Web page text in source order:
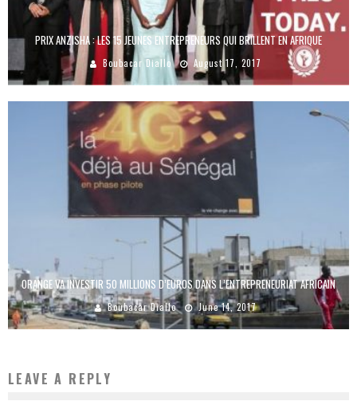
PRIX ANZISHA : LES 15 JEUNES ENTREPRENEURS QUI BRILLENT EN AFRIQUE
Boubacar Diallo August 17, 2017
ORANGE VA INVESTIR 50 MILLIONS D’EUROS DANS L’ENTREPRENEURIAT AFRICAIN
Boubacar Diallo June 14, 2017
LEAVE A REPLY